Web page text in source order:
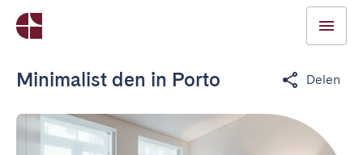
Minimalist den in Porto Delen